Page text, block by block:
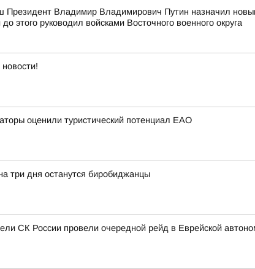
Владимир Владимирович Путин назначил
этого руководил войсками Восточного военного округа
оценили туристический потенциал ЕАО
три дня останутся биробиджанцы
СК России провели очередной рейд в Еврейской